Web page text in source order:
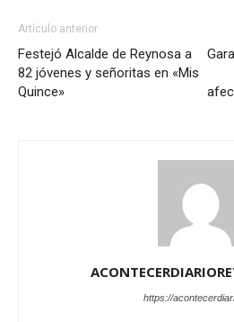
Artículo anterior
Festejó Alcalde de Reynosa a
82 jóvenes y señoritas en «Mis
Quince»
https://